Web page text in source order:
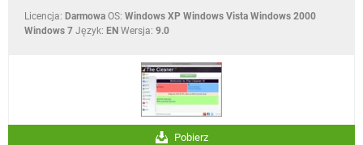
Licencja: Darmowa OS: Windows XP Windows Vista Windows 2000
Windows 7 Język: EN Wersja: 9.0
Pobierz